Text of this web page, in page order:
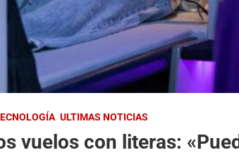
ULTIMAS NOTICIAS
vuelos con literas: